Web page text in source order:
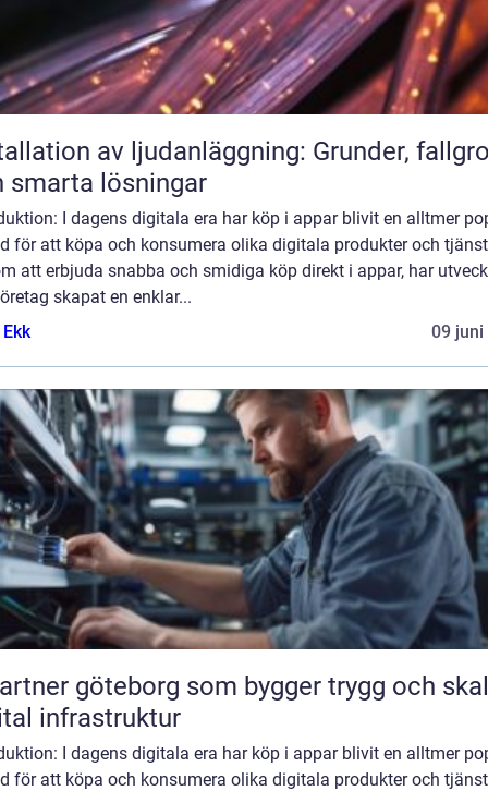
av ljudanläggning: Grunder,
smarta lösningar
I dagens digitala era har köp i appar blivit en alltmer
för att köpa och konsumera olika digitala produkter och
att erbjuda snabba och smidiga köp direkt i appar, har
skapat en enklar...
09 juni
göteborg som bygger trygg och
infrastruktur
I dagens digitala era har köp i appar blivit en alltmer
för att köpa och konsumera olika digitala produkter och